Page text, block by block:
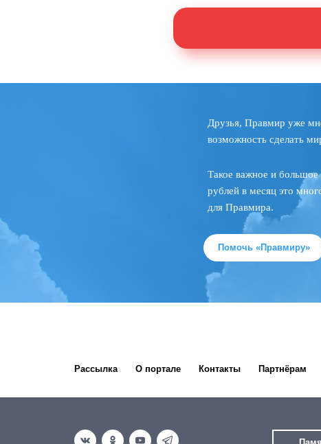
Друзья, Правмир уже
возможность сделать
Такое важное и
рублей в месяц это
для Правмира.
Помочь «Правмиру»
Рассылка О портале Контакты Партнёрам